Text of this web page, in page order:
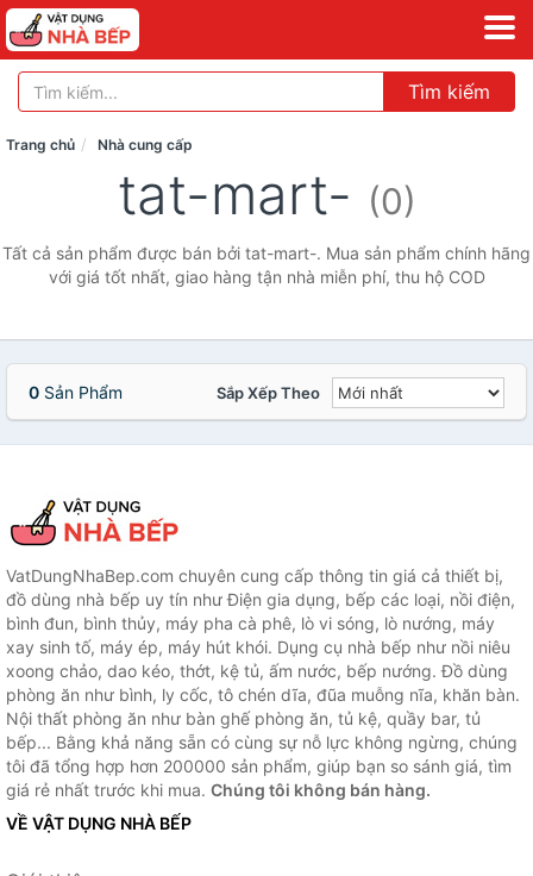
Tìm kiếm
Trang chủ Nhà cung cấp
tat-mart- (0)
Tất cả sản phẩm được bán bởi tat-mart-. Mua sản phẩm chính hãng
với giá tốt nhất, giao hàng tận nhà miễn phí, thu hộ COD
0 Sản Phẩm Sắp Xếp Theo
VatDungNhaBep.com chuyên cung cấp thông tin giá cả thiết bị,
đồ dùng nhà bếp uy tín như Điện gia dụng, bếp các loại, nồi điện,
bình đun, bình thủy, máy pha cà phê, lò vi sóng, lò nướng, máy
xay sinh tố, máy ép, máy hút khói. Dụng cụ nhà bếp như nồi niêu
xoong chảo, dao kéo, thớt, kệ tủ, ấm nước, bếp nướng. Đồ dùng
phòng ăn như bình, ly cốc, tô chén dĩa, đũa muỗng nĩa, khăn bàn.
Nội thất phòng ăn như bàn ghế phòng ăn, tủ kệ, quầy bar, tủ
bếp... Bằng khả năng sẵn có cùng sự nỗ lực không ngừng, chúng
tôi đã tổng hợp hơn 200000 sản phẩm, giúp bạn so sánh giá, tìm
giá rẻ nhất trước khi mua. Chúng tôi không bán hàng.
VỀ VẬT DỤNG NHÀ BẾP